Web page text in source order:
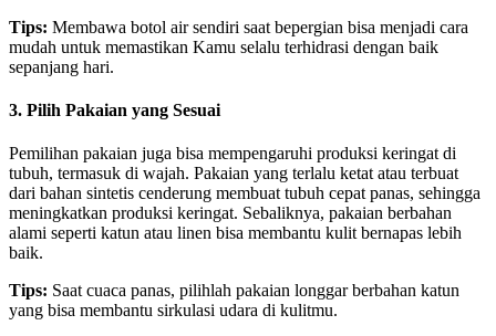
Tips: Membawa botol air sendiri saat bepergian bisa menjadi cara
mudah untuk memastikan Kamu selalu terhidrasi dengan baik
sepanjang hari.
3. Pilih Pakaian yang Sesuai
Pemilihan pakaian juga bisa mempengaruhi produksi keringat di
tubuh, termasuk di wajah. Pakaian yang terlalu ketat atau terbuat
dari bahan sintetis cenderung membuat tubuh cepat panas, sehingga
meningkatkan produksi keringat. Sebaliknya, pakaian berbahan
alami seperti katun atau linen bisa membantu kulit bernapas lebih
baik.
Tips: Saat cuaca panas, pilihlah pakaian longgar berbahan katun
yang bisa membantu sirkulasi udara di kulitmu.